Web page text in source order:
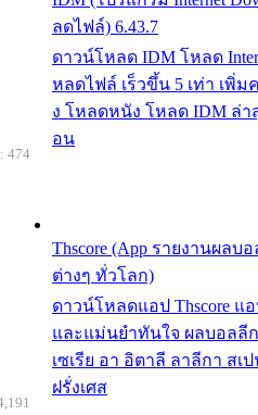
ลดไฟล์) 6.43.7
ดาวน์โหลด IDM โหลด
หลดไฟล์ เร็วขึ้น 5 เท่า เพิ่
ง โหลดหนัง โหลด IDM ล่า
อน
Thscore (App รายงานผล
ต่างๆ ทั่วโลก)
ดาวน์โหลดแอป Thscore แ
และแม่นยำทันใจ ผลบอลลี
เซเรีย อา อิตาลี ลาลีกา สเ
ฝรั่งเศส
474